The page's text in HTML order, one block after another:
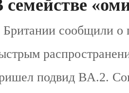
семействе
сообщили о
подвид BA.2.